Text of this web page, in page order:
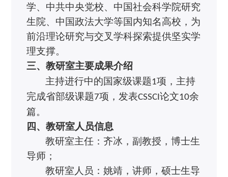
学、中共中央党校、中国社会科学院研究
生院、 中国政法大学等国内知名高校，为
前沿理论研究与交叉学科探索提供坚实学
理支撑。
三、教研室主要成果介绍
主持进行中的国家级课题1项，主持
完成省部级课题7项，发表CSSCI论文10余
篇。
四、教研室人员信息
教研室主任：齐冰，副教授，博士生
导师；
教研室人员：姚靖，讲师 ，硕士生导